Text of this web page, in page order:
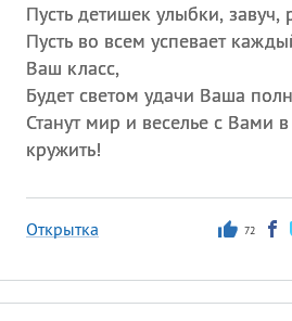
Пусть детишек улыбки, завуч,
Пусть во всем успевает
Ваш класс,
Будет светом удачи Ваша
Станут мир и веселье с Вами
кружить!
Открытка 72